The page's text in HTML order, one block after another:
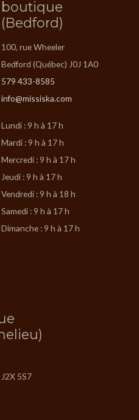
boutique
(Bedford)
100, rue Wheeler
Bedford (Québec) J0J 1A0
579 433-8585
info@missiska.com
Lundi : 9 h à 17 h
Mardi : 9 h à 17 h
Mercredi : 9 h à 17 h
Jeudi : 9 h à 17 h
Vendredi : 9 h à 18 h
Samedi : 9 h à 17 h
Dimanche : 9 h à 17 h
5S7